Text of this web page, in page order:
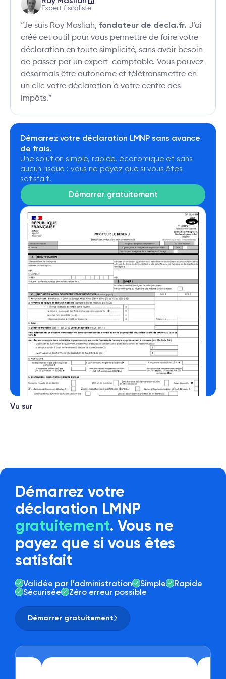
Expert fiscaliste
“Je suis Roy Masliah, fondateur de decla.fr. J’ai
créé cet outil pour vous permettre de faire votre
déclaration en toute simplicité, sans avoir besoin
de passer par un expert-comptable. Vous pouvez
désormais être autonome et télétransmettre en
un clic votre déclaration à votre centre des
impôts.”
Démarrez votre déclaration LMNP sans avance
de frais.
Une solution simple, rapide, économique et sans
aucun risque : vous ne payez que si vous êtes
satisfait.
Démarrer gratuitement
Vu sur
Démarrez votre
déclaration LMNP
gratuitement. Vous ne
payez que si vous êtes
satisfait
Validée par l’administration Simple
Rapide
Sécurisée
Zéro erreur possible
Démarrer gratuitement